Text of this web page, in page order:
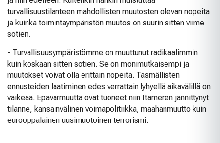
turvallisuustilanteen mahdollisten muutosten olevan nopeita
ja kuinka toimintaympäristön muutos on suurin sitten viime
sotien.
- Turvallisuusympäristömme on muuttunut radikaalimmin
kuin koskaan sitten sotien. Se on monimutkaisempi ja
muutokset voivat olla erittäin nopeita. Täsmällisten
ennusteiden laatiminen edes verrattain lyhyellä aikavälillä on
vaikeaa. Epävarmuutta ovat tuoneet niin Itämeren jännittynyt
tilanne, kansainvälinen voimapolitiikka, maahanmuutto kuin
eurooppalainen uusimuotoinen terrorismi.